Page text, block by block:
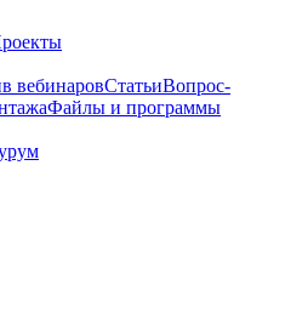
вебинаровСтатьиВопрос-
Файлы и программы